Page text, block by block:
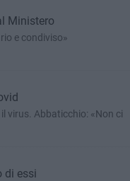
Ministero
e condiviso»
virus. Abbaticchio: «Non ci
di essi